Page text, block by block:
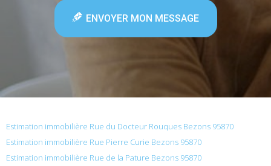
ENVOYER MON MESSAGE
Estimation immobilière Rue du Docteur Rouques Bezons 95870
Estimation immobilière Rue Pierre Curie Bezons 95870
Estimation immobilière Rue de la Pature Bezons 95870